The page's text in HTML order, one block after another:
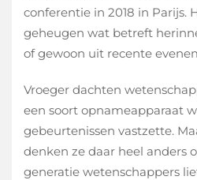
conferentie in 2018 in Parijs.
geheugen wat betreft
of gewoon uit recente
Vroeger dachten
een soort opnameapparaat
gebeurtenissen vastzette.
denken ze daar heel anders
generatie wetenschappers